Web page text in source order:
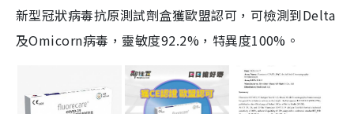
新型冠狀病毒抗原測試劑盒獲歐盟認可，可檢測到Delta
及Omicorn病毒，靈敏度92.2%，特異度100%。